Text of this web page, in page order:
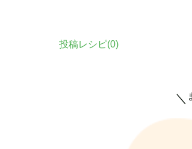
投稿レシピ(0)
＼